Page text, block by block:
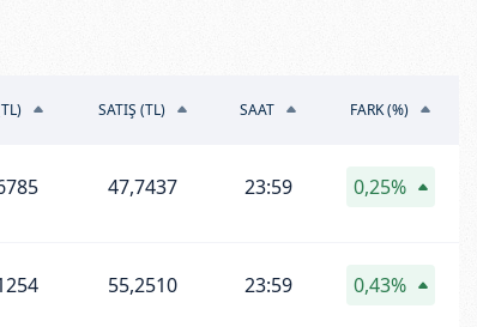
SATIŞ (TL) SAAT FARK (%)
47,7437 23:59 0,25%
55,2510 23:59 0,43%